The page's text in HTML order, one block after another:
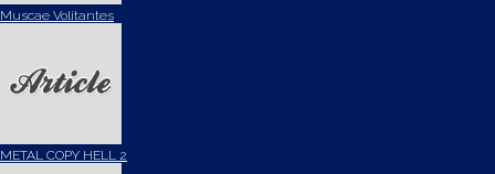
Muscae Volitantes
METAL COPY HELL 2